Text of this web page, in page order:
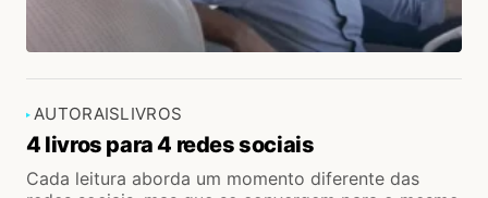
AUTORAISLIVROS
4 livros para 4 redes sociais
Cada leitura aborda um momento diferente das